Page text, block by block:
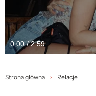
0:00 / 2:59
Strona główna Relacje